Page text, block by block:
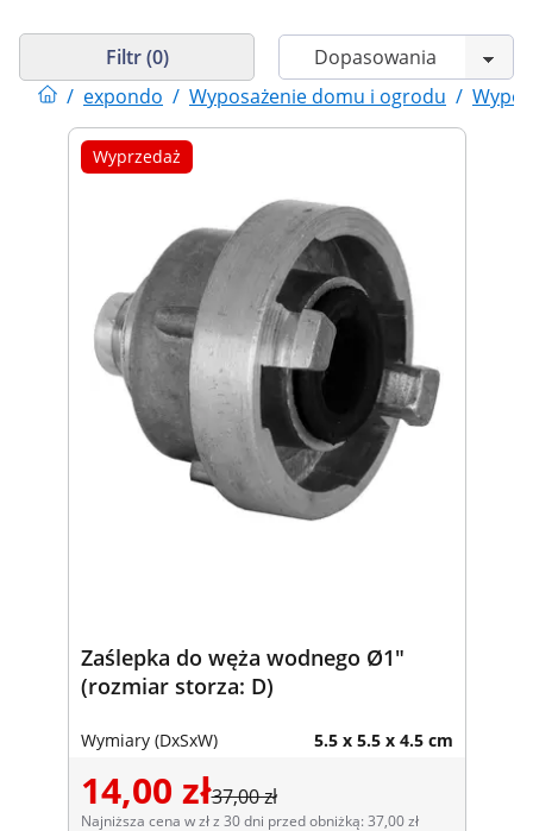
/ expondo / Wyposażenie domu i ogrodu /
Filtr (0)
Wyprzedaż
Zaślepka do węża wodnego Ø1"
(rozmiar storza: D)
Wymiary (DxSxW) 5.5 x 5.5 x 4.5 cm
14,00 zł37,00 zł
Najniższa cena w zł z 30 dni przed obniżką: 37,00 zł